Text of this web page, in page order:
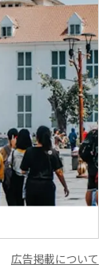
広告掲載について